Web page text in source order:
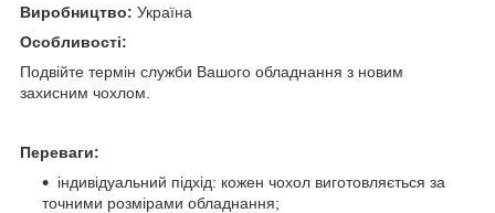
Виробництво: Україна
Особливості:
Подвійте термін служби Вашого обладнання з новим
захисним чохлом.
Переваги:
індивідуальний підхід: кожен чохол виготовляється за
точними розмірами обладнання;